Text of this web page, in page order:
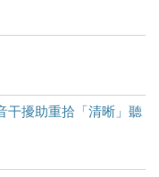
干擾助重拾「清晰」聽